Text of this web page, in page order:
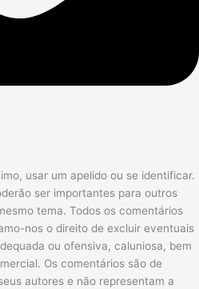
usar um apelido ou se identificar.
ser importantes para outros
tema. Todos os comentários
nos o direito de excluir eventuais
ou ofensiva, caluniosa, bem
Os comentários são de
autores e não representam a